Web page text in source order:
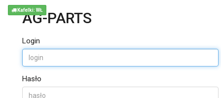
AG-PARTS
Login
Hasło
Kafelki: WŁ